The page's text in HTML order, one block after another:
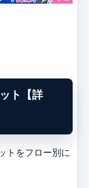
ト【詳
トをフロー別に